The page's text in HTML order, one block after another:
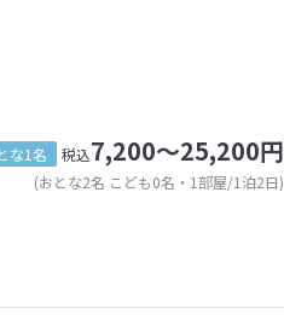
な1名 税込7,200～25,200円
(おとな2名 こども0名・1部屋/1泊2日)